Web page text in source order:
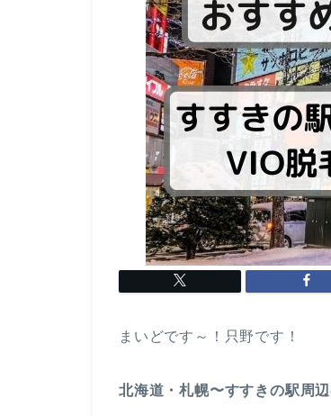
まいどです～！只野です！
北海道・札幌〜すすきの駅周